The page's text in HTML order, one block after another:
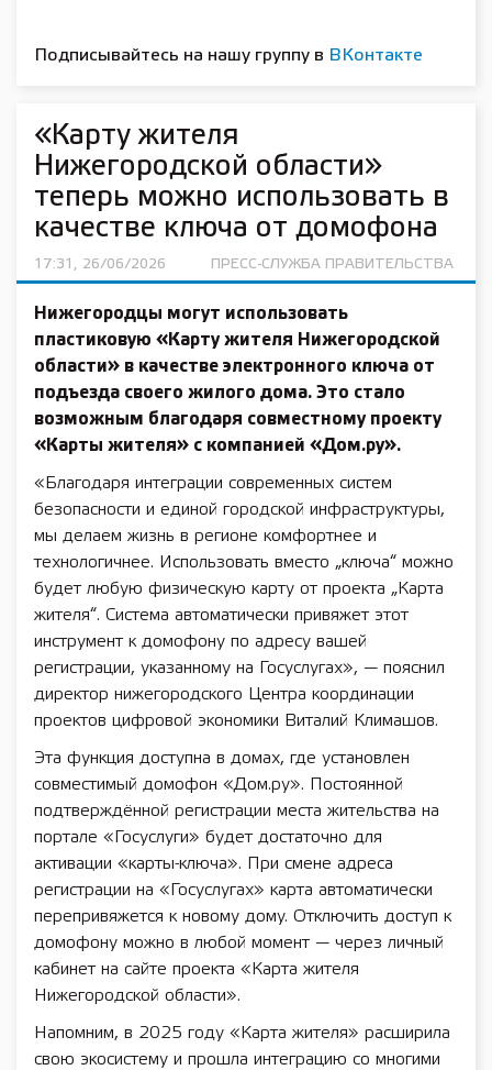
Подписывайтесь на нашу группу в ВКонтакте
«Карту жителя
Нижегородской области»
теперь можно использовать в
качестве ключа от домофона
17:31, 26/06/2026 ПРЕСС-СЛУЖБА ПРАВИТЕЛЬСТВА
Нижегородцы могут использовать
пластиковую «Карту жителя Нижегородской
области» в качестве электронного ключа от
подъезда своего жилого дома. Это стало
возможным благодаря совместному проекту
«Карты жителя» с компанией «Дом.ру».
«Благодаря интеграции современных систем
безопасности и единой городской инфраструктуры,
мы делаем жизнь в регионе комфортнее и
технологичнее. Использовать вместо „ключа“ можно
будет любую физическую карту от проекта „Карта
жителя“. Система автоматически привяжет этот
инструмент к домофону по адресу вашей
регистрации, указанному на Госуслугах», — пояснил
директор нижегородского Центра координации
проектов цифровой экономики Виталий Климашов.
Эта функция доступна в домах, где установлен
совместимый домофон «Дом.ру». Постоянной
подтверждённой регистрации места жительства на
портале «Госуслуги» будет достаточно для
активации «карты-ключа». При смене адреса
регистрации на «Госуслугах» карта автоматически
перепривяжется к новому дому. Отключить доступ к
домофону можно в любой момент — через личный
кабинет на сайте проекта «Карта жителя
Нижегородской области».
Напомним, в 2025 году «Карта жителя» расширила
свою экосистему и прошла интеграцию со многими